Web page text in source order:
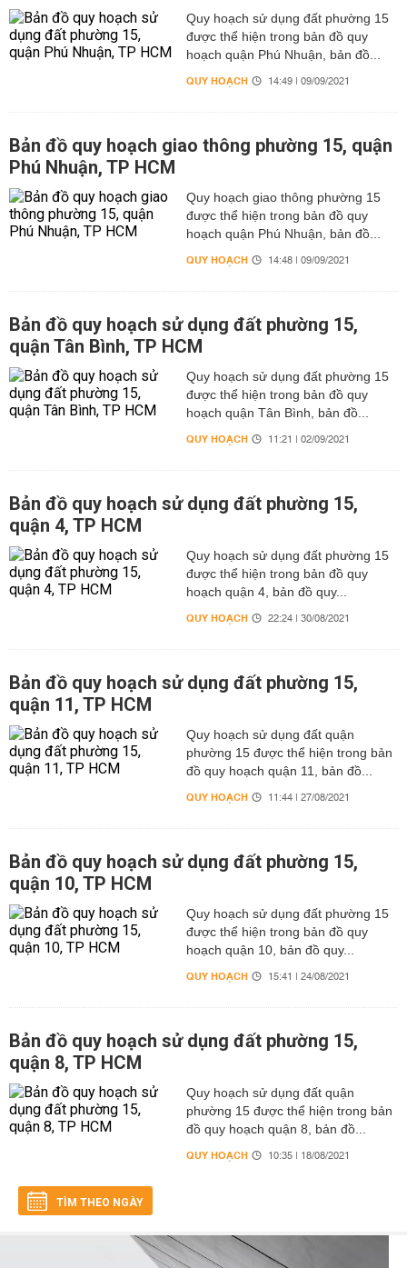
Quy hoạch sử dụng đất phường 15
được thể hiện trong bản đồ quy
hoạch quận Phú Nhuận, bản đồ...
QUY HOẠCH 14:49 | 09/09/2021
Bản đồ quy hoạch giao thông phường 15, quận
Phú Nhuận, TP HCM
Quy hoạch giao thông phường 15
được thể hiện trong bản đồ quy
hoạch quận Phú Nhuận, bản đồ...
QUY HOẠCH 14:48 | 09/09/2021
Bản đồ quy hoạch sử dụng đất phường 15,
quận Tân Bình, TP HCM
Quy hoạch sử dụng đất phường 15
được thể hiện trong bản đồ quy
hoạch quận Tân Bình, bản đồ...
QUY HOẠCH 11:21 | 02/09/2021
Bản đồ quy hoạch sử dụng đất phường 15,
quận 4, TP HCM
Quy hoạch sử dụng đất phường 15
được thể hiện trong bản đồ quy
hoạch quận 4, bản đồ quy...
QUY HOẠCH 22:24 | 30/08/2021
Bản đồ quy hoạch sử dụng đất phường 15,
quận 11, TP HCM
Quy hoạch sử dụng đất quận
phường 15 được thể hiện trong bản
đồ quy hoạch quận 11, bản đồ...
QUY HOẠCH 11:44 | 27/08/2021
Bản đồ quy hoạch sử dụng đất phường 15,
quận 10, TP HCM
Quy hoạch sử dụng đất phường 15
được thể hiện trong bản đồ quy
hoạch quận 10, bản đồ quy...
QUY HOẠCH 15:41 | 24/08/2021
Bản đồ quy hoạch sử dụng đất phường 15,
quận 8, TP HCM
Quy hoạch sử dụng đất quận
phường 15 được thể hiện trong bản
đồ quy hoạch quận 8, bản đồ...
QUY HOẠCH 10:35 | 18/08/2021
TÌM THEO NGÀY